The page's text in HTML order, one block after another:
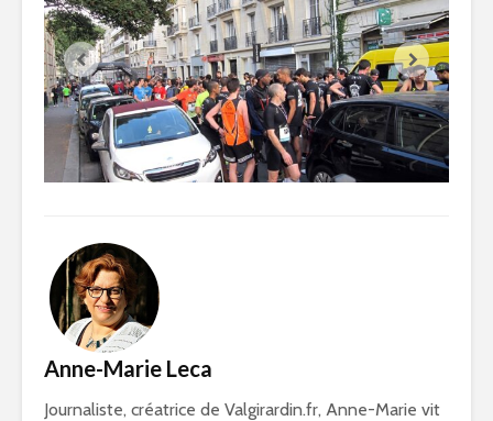
Anne-Marie Leca
Journaliste, créatrice de Valgirardin.fr, Anne-Marie vit